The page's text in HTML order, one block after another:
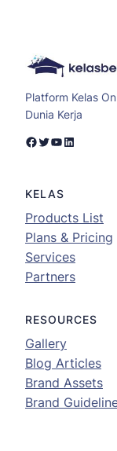
Platform Kelas
Dunia Kerja
Facebook Twitter YouTube LinkedIn
KELAS
Products List
Plans & Pricing
Services
Partners
RESOURCES
Gallery
Blog Articles
Brand Assets
Brand